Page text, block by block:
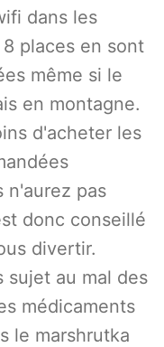
dans les
places en sont
même si le
en montagne.
d'acheter les
n'aurez pas
donc conseillé
divertir.
sujet au mal des
médicaments
le marshrutka